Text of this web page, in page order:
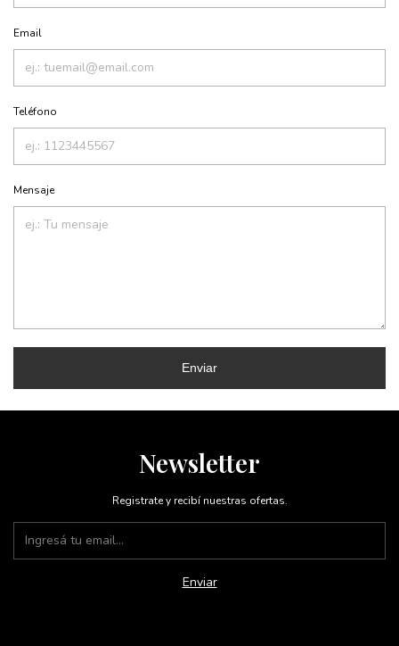
Email
Teléfono
Mensaje
Enviar
Newsletter
Registrate y recibí nuestras ofertas.